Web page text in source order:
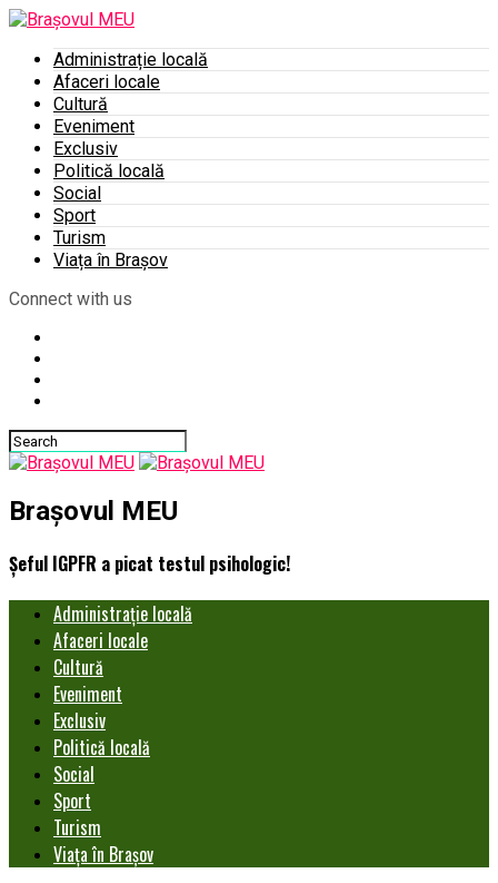
Administrație locală
Afaceri locale
Cultură
Eveniment
Exclusiv
Politică locală
Social
Sport
Turism
Viața în Brașov
Connect with us
Brașovul MEU
Șeful IGPFR a picat testul psihologic!
Administrație locală
Afaceri locale
Cultură
Eveniment
Exclusiv
Politică locală
Social
Sport
Turism
Viața în Brașov